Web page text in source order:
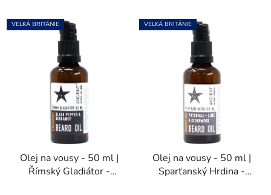
VELKÁ BRITÁNIE
Olej na vousy - 50 ml |
Římský Gladiátor -
VELKÁ BRITÁNIE
Olej na vousy - 50 ml |
Sparťanský Hrdina -